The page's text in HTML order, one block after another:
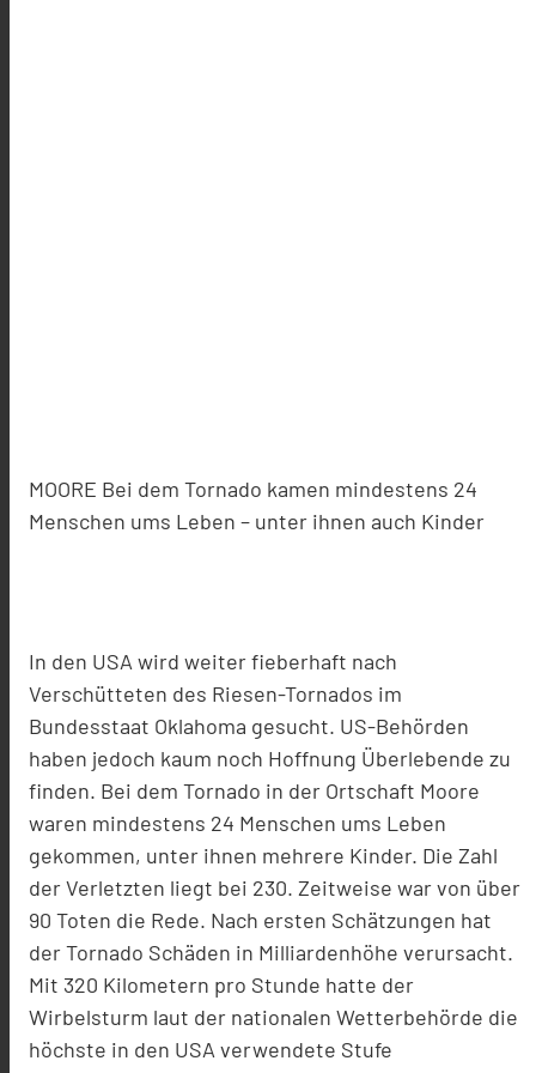
MOORE Bei dem Tornado kamen mindestens 24
Menschen ums Leben – unter ihnen auch Kinder
In den USA wird weiter fieberhaft nach
Verschütteten des Riesen-Tornados im
Bundesstaat Oklahoma gesucht. US-Behörden
haben jedoch kaum noch Hoffnung Überlebende zu
finden. Bei dem Tornado in der Ortschaft Moore
waren mindestens 24 Menschen ums Leben
gekommen, unter ihnen mehrere Kinder. Die Zahl
der Verletzten liegt bei 230. Zeitweise war von über
90 Toten die Rede. Nach ersten Schätzungen hat
der Tornado Schäden in Milliardenhöhe verursacht.
Mit 320 Kilometern pro Stunde hatte der
Wirbelsturm laut der nationalen Wetterbehörde die
höchste in den USA verwendete Stufe